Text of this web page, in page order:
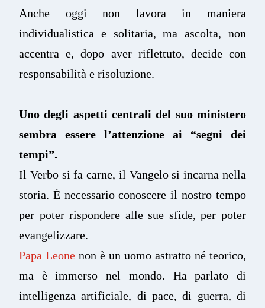
Anche oggi non lavora in maniera
individualistica e solitaria, ma ascolta, non
accentra e, dopo aver riflettuto, decide con
responsabilità e risoluzione.
Uno degli aspetti centrali del suo ministero
sembra essere l’attenzione ai “segni dei
tempi”.
Il Verbo si fa carne, il Vangelo si incarna nella
storia. È necessario conoscere il nostro tempo
per poter rispondere alle sue sfide, per poter
evangelizzare.
Papa Leone non è un uomo astratto né teorico,
ma è immerso nel mondo. Ha parlato di
intelligenza artificiale, di pace, di guerra, di